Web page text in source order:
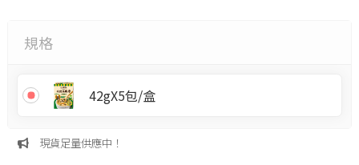
規格
42gX5包/盒
現貨足量供應中！